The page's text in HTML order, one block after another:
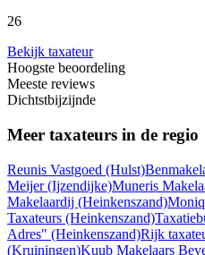
26
Bekijk taxateur
Hoogste beoordeling
Meeste reviews
Dichtstbijzijnde
Meer taxateurs in de regio
Reunis Vastgoed (Hulst)
Meijer(Ijzendijke)Muneris
Makelaardij (Heinkenszand)
Taxateurs (Heinkenszand)
Adres" (Heinkenszand)Rijk
(Kruiningen)Kuub Makelaars